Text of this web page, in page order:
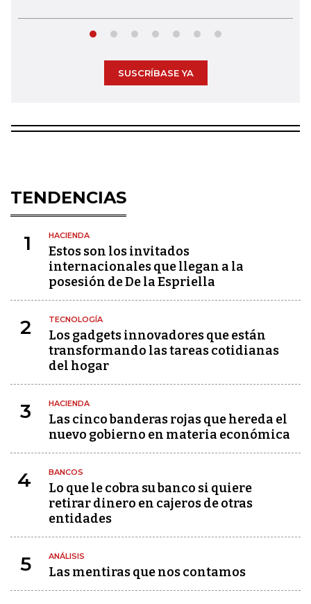
SUSCRÍBASE YA
TENDENCIAS
1 HACIENDA
Estos son los invitados
internacionales que llegan a la
posesión de De la Espriella
2 TECNOLOGÍA
Los gadgets innovadores que están
transformando las tareas cotidianas
del hogar
3 HACIENDA
Las cinco banderas rojas que hereda el
nuevo gobierno en materia económica
4 BANCOS
Lo que le cobra su banco si quiere
retirar dinero en cajeros de otras
entidades
5 ANÁLISIS
Las mentiras que nos contamos